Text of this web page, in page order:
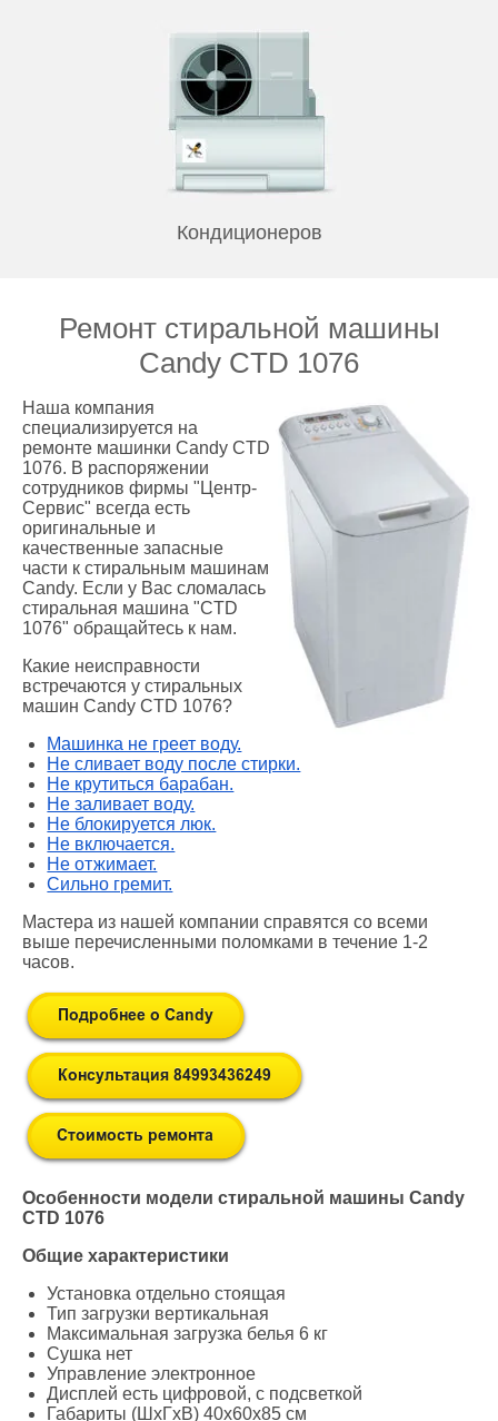
Кондиционеров
Ремонт стиральной машины
Candy CTD 1076
Наша компания
специализируется на
ремонте машинки Candy CTD
1076. В распоряжении
сотрудников фирмы "Центр-
Сервис" всегда есть
оригинальные и
качественные запасные
части к стиральным машинам
Candy. Если у Вас сломалась
стиральная машина "CTD
1076" обращайтесь к нам.
Какие неисправности
встречаются у стиральных
машин Candy CTD 1076?
Машинка не греет воду.
Не сливает воду после стирки.
Не крутиться барабан.
Не заливает воду.
Не блокируется люк.
Не включается.
Не отжимает.
Сильно гремит.
Мастера из нашей компании справятся со всеми
выше перечисленными поломками в течение 1-2
часов.
Особенности модели стиральной машины Candy
CTD 1076
Общие характеристики
Установка отдельно стоящая
Тип загрузки вертикальная
Максимальная загрузка белья 6 кг
Сушка нет
Управление электронное
Дисплей есть цифровой, с подсветкой
Габариты (ШxГxВ) 40x60x85 см